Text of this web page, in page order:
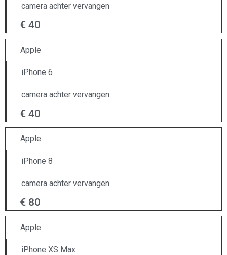
camera achter vervangen
€ 40
Apple
iPhone 6
camera achter vervangen
€ 40
Apple
iPhone 8
camera achter vervangen
€ 80
Apple
iPhone XS Max